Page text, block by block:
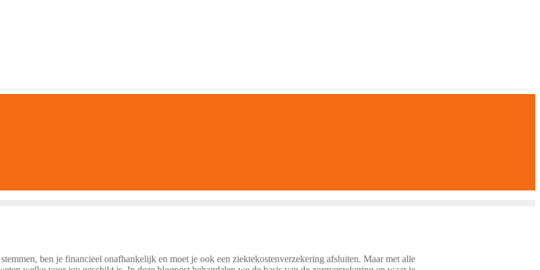
ben je financieel onafhankelijk en moet je ook een ziektekostenverzekering afsluiten. Maar met alle